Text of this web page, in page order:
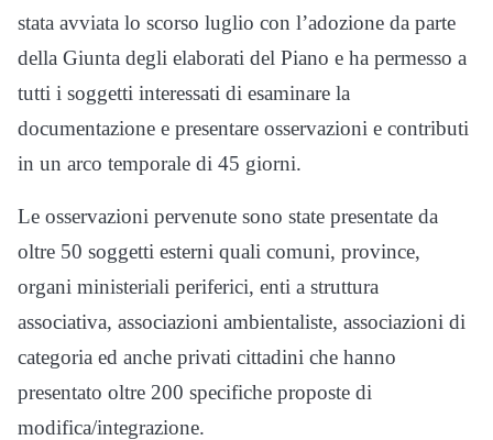
stata avviata lo scorso luglio con l’adozione da parte
della Giunta degli elaborati del Piano e ha permesso a
tutti i soggetti interessati di esaminare la
documentazione e presentare osservazioni e contributi
in un arco temporale di 45 giorni.
Le osservazioni pervenute sono state presentate da
oltre 50 soggetti esterni quali comuni, province,
organi ministeriali periferici, enti a struttura
associativa, associazioni ambientaliste, associazioni di
categoria ed anche privati cittadini che hanno
presentato oltre 200 specifiche proposte di
modifica/integrazione.